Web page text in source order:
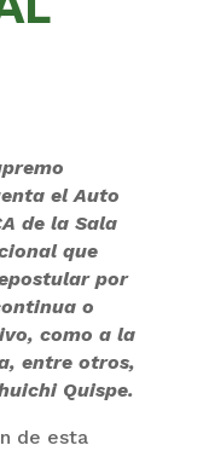
el Auto
de la Sala
que
por
o
como a la
entre otros,
Quispe.
de esta